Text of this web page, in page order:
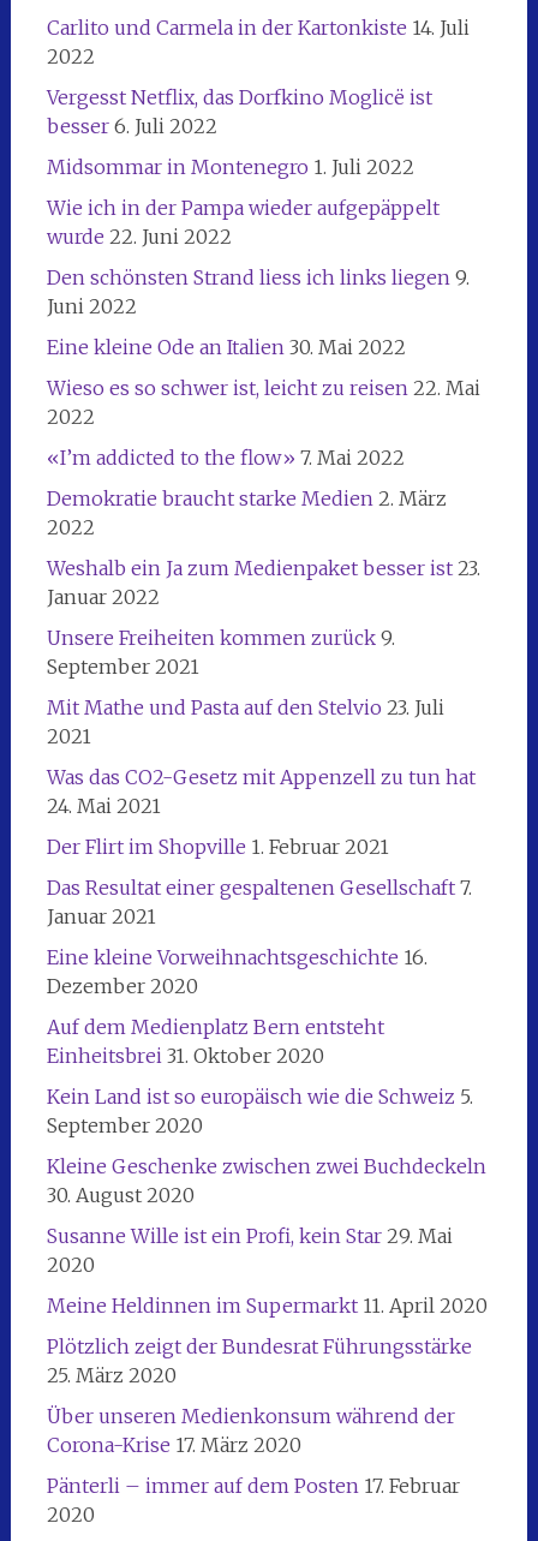
Carlito und Carmela in der Kartonkiste 14. Juli
2022
Vergesst Netflix, das Dorfkino Moglicë ist
besser 6. Juli 2022
Midsommar in Montenegro 1. Juli 2022
Wie ich in der Pampa wieder aufgepäppelt
wurde 22. Juni 2022
Den schönsten Strand liess ich links liegen 9.
Juni 2022
Eine kleine Ode an Italien 30. Mai 2022
Wieso es so schwer ist, leicht zu reisen 22. Mai
2022
«I’m addicted to the flow» 7. Mai 2022
Demokratie braucht starke Medien 2. März
2022
Weshalb ein Ja zum Medienpaket besser ist 23.
Januar 2022
Unsere Freiheiten kommen zurück 9.
September 2021
Mit Mathe und Pasta auf den Stelvio 23. Juli
2021
Was das CO2-Gesetz mit Appenzell zu tun hat
24. Mai 2021
Der Flirt im Shopville 1. Februar 2021
Das Resultat einer gespaltenen Gesellschaft 7.
Januar 2021
Eine kleine Vorweihnachtsgeschichte 16.
Dezember 2020
Auf dem Medienplatz Bern entsteht
Einheitsbrei 31. Oktober 2020
Kein Land ist so europäisch wie die Schweiz 5.
September 2020
Kleine Geschenke zwischen zwei Buchdeckeln
30. August 2020
Susanne Wille ist ein Profi, kein Star 29. Mai
2020
Meine Heldinnen im Supermarkt 11. April 2020
Plötzlich zeigt der Bundesrat Führungsstärke
25. März 2020
Über unseren Medienkonsum während der
Corona-Krise 17. März 2020
Pänterli – immer auf dem Posten 17. Februar
2020